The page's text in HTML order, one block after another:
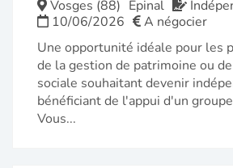
Vosges (88) Épinal
10/06/2026
A négocier
Une opportunité idéale pour les
de la gestion de patrimoine ou
sociale souhaitant devenir
bénéficiant de l'appui d'un
Vous...